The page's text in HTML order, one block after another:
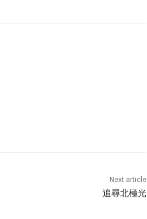
Next article
追尋北極光